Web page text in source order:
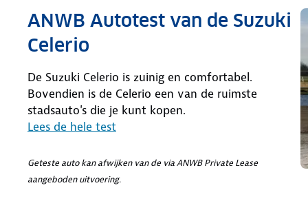
ANWB Autotest van de Suzuki
Celerio
De Suzuki Celerio is zuinig en comfortabel.
Bovendien is de Celerio een van de ruimste
stadsauto's die je kunt kopen.
Lees de hele test
Geteste auto kan afwijken van de via ANWB Private Lease
aangeboden uitvoering.